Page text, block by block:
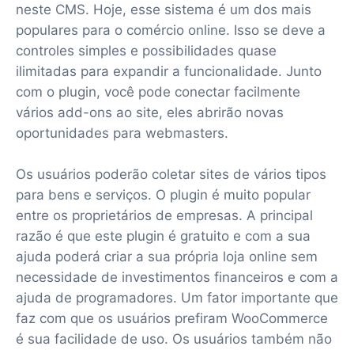
neste CMS. Hoje, esse sistema é um dos mais
populares para o comércio online. Isso se deve a
controles simples e possibilidades quase
ilimitadas para expandir a funcionalidade. Junto
com o plugin, você pode conectar facilmente
vários add-ons ao site, eles abrirão novas
oportunidades para webmasters.
Os usuários poderão coletar sites de vários tipos
para bens e serviços. O plugin é muito popular
entre os proprietários de empresas. A principal
razão é que este plugin é gratuito e com a sua
ajuda poderá criar a sua própria loja online sem
necessidade de investimentos financeiros e com a
ajuda de programadores. Um fator importante que
faz com que os usuários prefiram WooCommerce
é sua facilidade de uso. Os usuários também não